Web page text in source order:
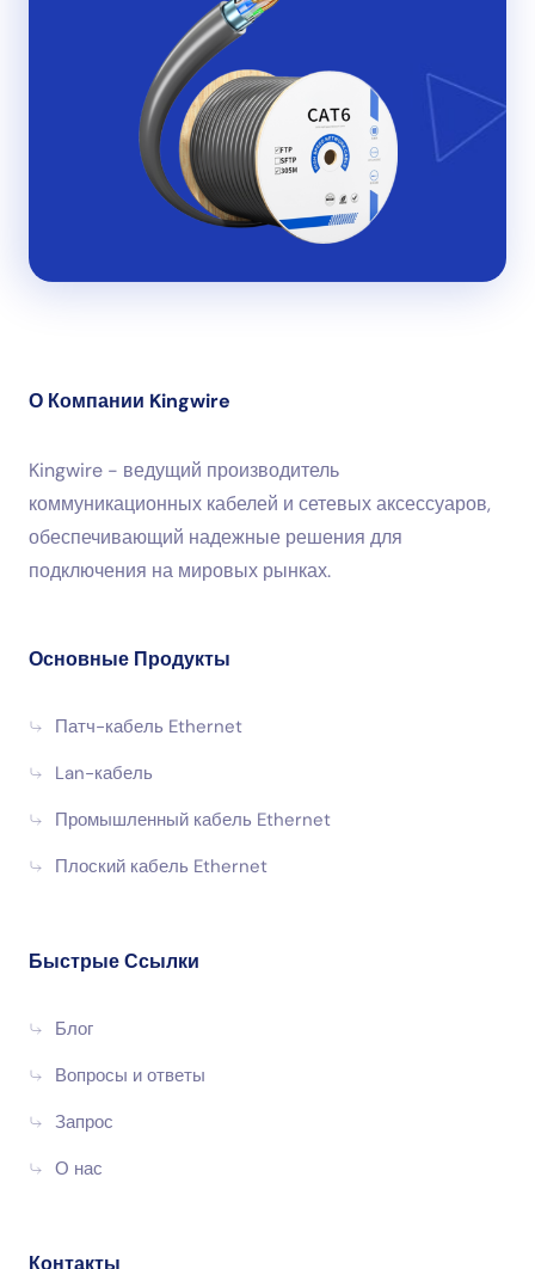
О Компании Kingwire
Kingwire - ведущий производитель
коммуникационных кабелей и сетевых аксессуаров,
обеспечивающий надежные решения для
подключения на мировых рынках.
Основные Продукты
Патч-кабель Ethernet
Lan-кабель
Промышленный кабель Ethernet
Плоский кабель Ethernet
Быстрые Ссылки
Блог
Вопросы и ответы
Запрос
О нас
Контакты